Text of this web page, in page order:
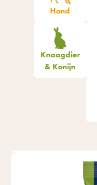
Hond
Knaagdier
& Konijn